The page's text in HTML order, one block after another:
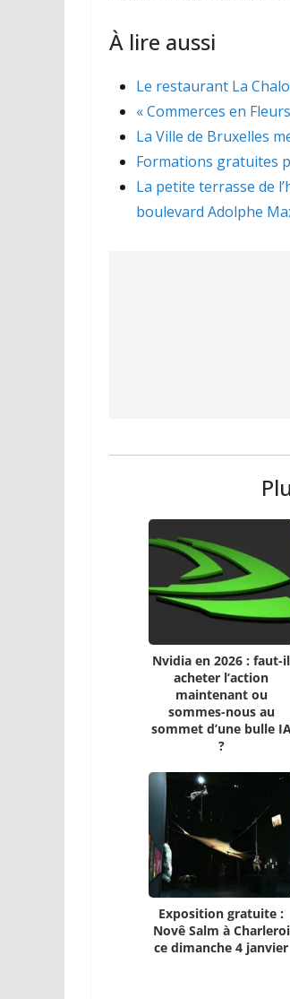
À lire aussi
Le restaurant La
« Commerces en
La Ville de Bruxelles
Formations gratuites
La petite terrasse de
boulevard Adolphe
Nvidia en 2026 : faut-il
acheter l’action
maintenant ou
sommes-nous au
sommet d’une bulle
?
Exposition gratuite :
Novê Salm à Charleroi
ce dimanche 4 janvier